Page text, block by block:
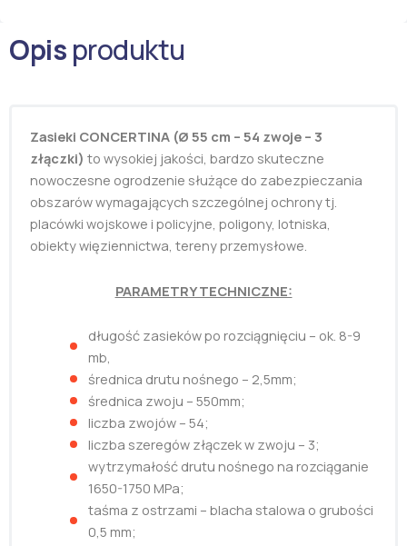
Opisproduktu
Zasieki CONCERTINA (Ø 55 cm – 54 zwoje – 3
złączki) to wysokiej jakości, bardzo skuteczne
nowoczesne ogrodzenie służące do zabezpieczania
obszarów wymagających szczególnej ochrony tj.
placówki wojskowe i policyjne, poligony, lotniska,
obiekty więziennictwa, tereny przemysłowe.
PARAMETRY TECHNICZNE:
długość zasieków po rozciągnięciu – ok. 8-9
mb,
średnica drutu nośnego – 2,5mm;
średnica zwoju – 550mm;
liczba zwojów – 54;
liczba szeregów złączek w zwoju – 3;
wytrzymałość drutu nośnego na rozciąganie
1650-1750 MPa;
taśma z ostrzami – blacha stalowa o grubości
0,5 mm;